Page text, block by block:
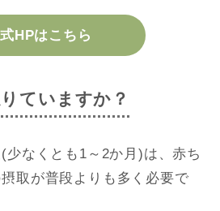
HPはこちら
ていますか？
少なくとも1～2か月)は、赤ち
取が普段よりも多く必要で